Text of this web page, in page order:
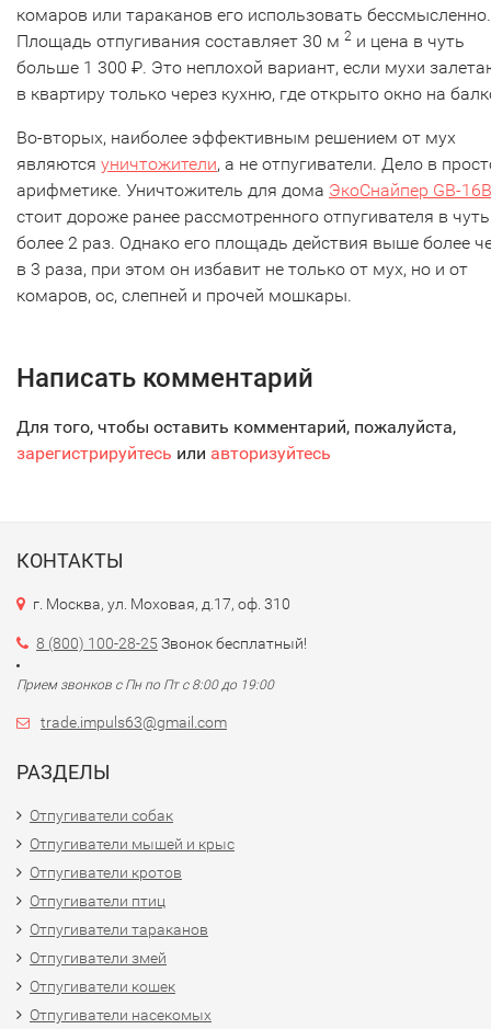
комаров или тараканов его использовать бессмысленно.
Площадь отпугивания составляет 30 м 2 и цена в чуть
больше 1 300 ₽. Это неплохой вариант, если мухи
в квартиру только через кухню, где открыто окно на
Во-вторых, наиболее эффективным решением от мух
являются уничтожители, а не отпугиватели. Дело в
арифметике. Уничтожитель для дома ЭкоСнайпер GB-
стоит дороже ранее рассмотренного отпугивателя в чуть
более 2 раз. Однако его площадь действия выше более
в 3 раза, при этом он избавит не только от мух, но и от
комаров, ос, слепней и прочей мошкары.
Написать комментарий
Для того, чтобы оставить комментарий, пожалуйста,
зарегистрируйтесь или авторизуйтесь
КОНТАКТЫ
г. Москва, ул. Моховая, д.17, оф. 310
8 (800) 100-28-25 Звонок бесплатный!
Прием звонков с Пн по Пт с 8:00 до 19:00
trade.impuls63@gmail.com
РАЗДЕЛЫ
Отпугиватели собак
Отпугиватели мышей и крыс
Отпугиватели кротов
Отпугиватели птиц
Отпугиватели тараканов
Отпугиватели змей
Отпугиватели кошек
Отпугиватели насекомых